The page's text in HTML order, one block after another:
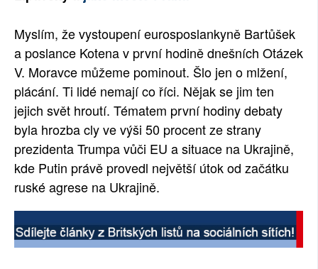
Myslím, že vystoupení eurosposlankyně Bartůšek
a poslance Kotena v první hodině dnešních Otázek
V. Moravce můžeme pominout. Šlo jen o mlžení,
plácání. Ti lidé nemají co říci. Nějak se jim ten
jejich svět hroutí. Tématem první hodiny debaty
byla hrozba cly ve výši 50 procent ze strany
prezidenta Trumpa vůči EU a situace na Ukrajině,
kde Putin právě provedl největší útok od začátku
ruské agrese na Ukrajině.